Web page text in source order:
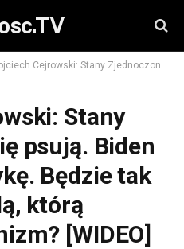
Stany Zjednoczone się psują. Biden rozwala Amerykę. Będzie tak jak z Wenezuelą, którą rozwalił komunizm? [WIDEO]
Stany
psują. Biden
Będzie tak
którą
[WIDEO]